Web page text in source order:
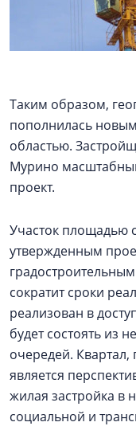
Таким образом,
пополнилась
областью.
Мурино
проект.
Участок площадью
утвержденным
сократит сроки
реализован в
будет состоять из
очередей. Квартал,
является
жилая застройка в
социальной и